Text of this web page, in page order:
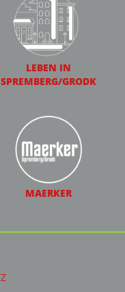
LEBEN IN
SPREMBERG/GRODK
MAERKER